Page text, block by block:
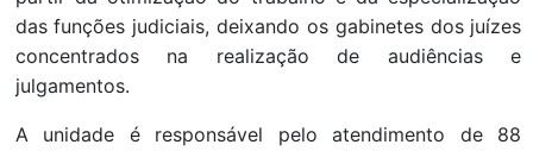
das funções judiciais, deixando os gabinetes dos juízes
concentrados na realização de audiências e
julgamentos.
A unidade é responsável pelo atendimento de 88